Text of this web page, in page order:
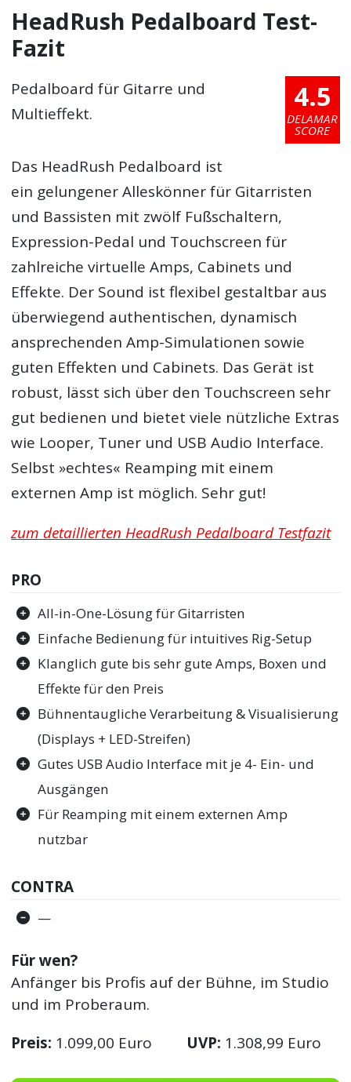
HeadRush Pedalboard Test-
Fazit
4.5
DELAMAR
SCORE
Pedalboard für Gitarre und
Multieffekt.
Das HeadRush Pedalboard ist
ein gelungener Alleskönner für Gitarristen
und Bassisten mit zwölf Fußschaltern,
Expression-Pedal und Touchscreen für
zahlreiche virtuelle Amps, Cabinets und
Effekte. Der Sound ist flexibel gestaltbar aus
überwiegend authentischen, dynamisch
ansprechenden Amp-Simulationen sowie
guten Effekten und Cabinets. Das Gerät ist
robust, lässt sich über den Touchscreen sehr
gut bedienen und bietet viele nützliche Extras
wie Looper, Tuner und USB Audio Interface.
Selbst »echtes« Reamping mit einem
externen Amp ist möglich. Sehr gut!
zum detaillierten HeadRush Pedalboard Testfazit
PRO
All-in-One-Lösung für Gitarristen
Einfache Bedienung für intuitives Rig-Setup
Klanglich gute bis sehr gute Amps, Boxen und
Effekte für den Preis
Bühnentaugliche Verarbeitung & Visualisierung
(Displays + LED-Streifen)
Gutes USB Audio Interface mit je 4- Ein- und
Ausgängen
Für Reamping mit einem externen Amp
nutzbar
CONTRA
—
Für wen?
Anfänger bis Profis auf der Bühne, im Studio
und im Proberaum.
Preis: 1.099,00 Euro UVP: 1.308,99 Euro